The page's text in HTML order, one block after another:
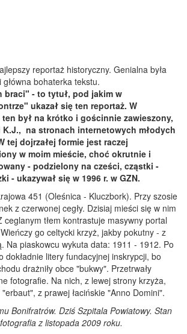
reportaż historyczny. Genialna była
bohaterka tekstu.
braci" - to tytuł, pod jakim w
ukazał się ten reportaż. W
ten był na krótko i gościnnie zawieszony,
na stronach internetowych młodych
tej dojrzałej formie jest raczej
w moim mieście, choć okrutnie i
- podzielony na cześci, cząstki -
- ukazywał się w 1996 r. w GZN.
451 (Oleśnica - Kluczbork). Przy szosie
z czerwonej cegły. Dzisiaj mieści się w nim
ceglanym tłem kontrastuje masywny portal
go celtycki krzyż, jakby pokutny - z
Na piaskowcu wykuta data: 1911 - 1912. Po
dokładnie litery fundacyjnej inskrypcji, bo
drażniły obce "bukwy". Przetrwały
fotografie. Na nich, z lewej strony krzyża,
z prawej łacińskie "Anno Domini".
Bonifratrów. Dziś Szpitala Powiatowy. Stan
z listopada 2009 roku.